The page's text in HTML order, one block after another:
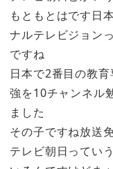
もともとはです日
ナルテレビジョン
ですね
日本で2番目の教
強を10チャンネル
ました
その子ですね放送
テレビ朝日ってい